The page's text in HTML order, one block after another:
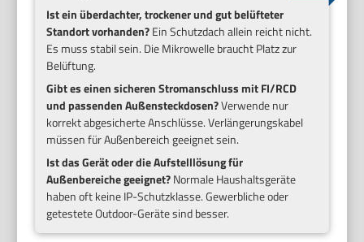
Ist ein überdachter, trockener und gut belüfteter
Standort vorhanden?Ein Schutzdach allein reicht nicht.
Es muss stabil sein. Die Mikrowelle braucht Platz zur
Belüftung.
Gibt es einen sicheren Stromanschluss mit FI/RCD
und passenden Außensteckdosen?Verwende nur
korrekt abgesicherte Anschlüsse. Verlängerungskabel
müssen für Außenbereich geeignet sein.
Ist das Gerät oder die Aufstelllösung für
Außenbereiche geeignet?Normale Haushaltsgeräte
haben oft keine IP-Schutzklasse. Gewerbliche oder
getestete Outdoor-Geräte sind besser.